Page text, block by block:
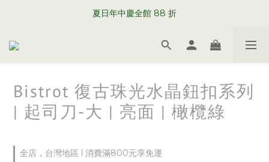
WELCOME TO SABRE PARIS
夏日年中慶全館 88 折
WELCOME TO SABRE PARIS
Bistrot 復古珠光水晶鈕扣系列
| 起司刀-大 | 亮面 | 橄欖綠
全店，台灣地區 l 消費滿800元享免運